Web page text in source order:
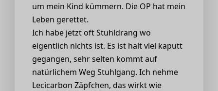
um mein Kind kümmern. Die OP hat mein
Leben gerettet.
Ich habe jetzt oft Stuhldrang wo
eigentlich nichts ist. Es ist halt viel kaputt
gegangen, sehr selten kommt auf
natürlichem Weg Stuhlgang. Ich nehme
Lecicarbon Zäpfchen, das wirkt wie